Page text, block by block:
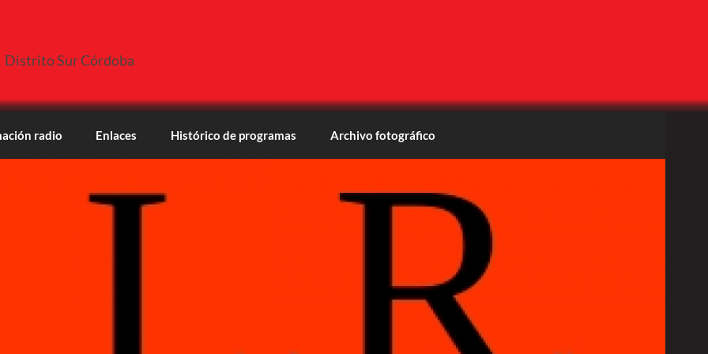
Distrito Sur Córdoba
radio Enlaces Histórico de programas Archivo fotográfico